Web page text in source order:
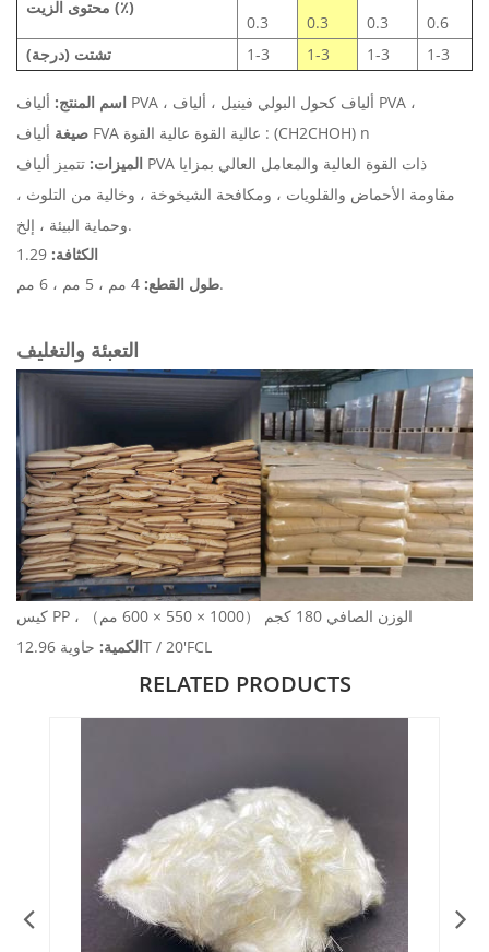
محتوى الزيت (٪)
0.3
0.3
0.3
0.6
تشتت (درجة)
1-3 1-3 1-3 1-3
اسم المنتج: ألياف PVA ،
ألياف كحول البولي فينيل ، ألياف PVA ،
صيغة
ألياف FVA عالية القوة عالية القوة : (CH2CHOH) n
الميزات: تتميز ألياف PVA ذات القوة العالية والمعامل العالي بمزايا
مقاومة الأحماض والقلويات ، ومكافحة الشيخوخة ، وخالية من التلوث ،
وحماية البيئة ، إلخ.
الكثافة:
طول القطع:4 مم ، 5 مم ، 6 مم.
التعبئة والتغليف
كيس PP ، الوزن الصافي 180 كجم （1000 × 550 × 600 مم）
الكمية:حاوية 12.96T / 20'FCL
RELATED PRODUCTS